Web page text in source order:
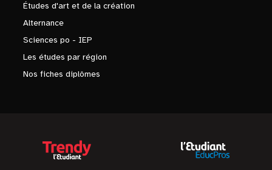
Études d'art et de la création
Alternance
Sciences po - IEP
Les études par région
Nos fiches diplômes